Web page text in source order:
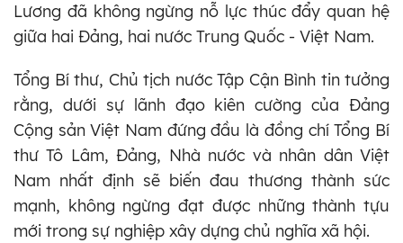
Lương đã không ngừng nỗ lực thúc đẩy quan hệ
giữa hai Đảng, hai nước Trung Quốc - Việt Nam.
Tổng Bí thư, Chủ tịch nước Tập Cận Bình tin tưởng
rằng, dưới sự lãnh đạo kiên cường của Đảng
Cộng sản Việt Nam đứng đầu là đồng chí Tổng Bí
thư Tô Lâm, Đảng, Nhà nước và nhân dân Việt
Nam nhất định sẽ biến đau thương thành sức
mạnh, không ngừng đạt được những thành tựu
mới trong sự nghiệp xây dựng chủ nghĩa xã hội.